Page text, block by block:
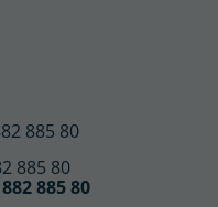
885 80
885 80